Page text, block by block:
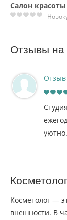
Салон
Отзывы на
уютно.
Косметолог —
внешности. В